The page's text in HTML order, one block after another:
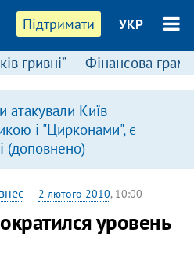
Підтримати УКР
гривні” Фінансова
атакували Київ
і "Цирконами", є
(доповнено)
— 2 лютого 2010, 10:00
уровень